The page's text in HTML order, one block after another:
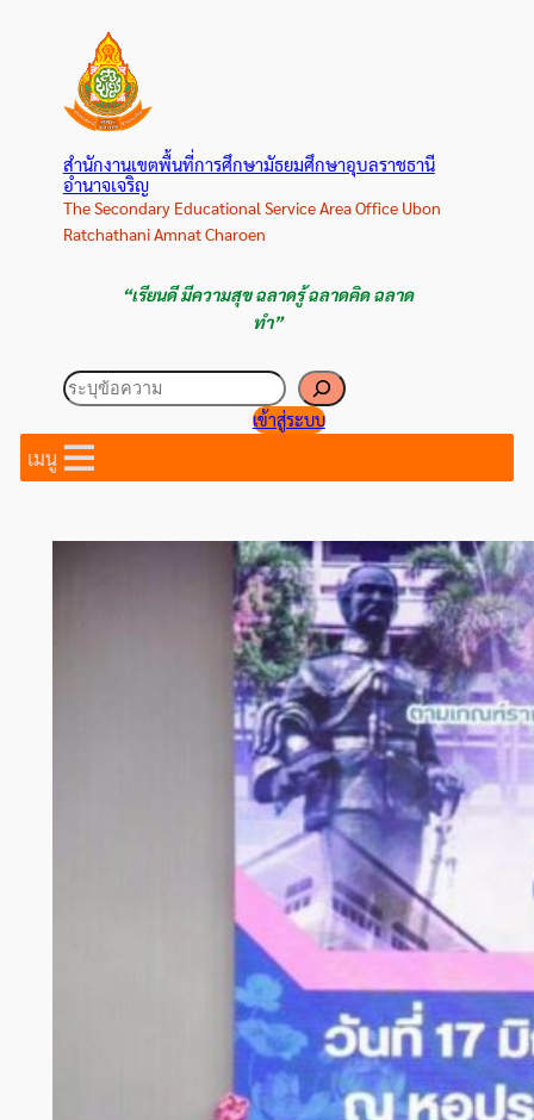
สำนักงานเขตพื้นที่การศึกษามัธยมศึกษาอุบลราชธานี
อำนาจเจริญ
The Secondary Educational Service Area Office Ubon
Ratchathani Amnat Charoen
“เรียนดี มีความสุข ฉลาดรู้ ฉลาดคิด ฉลาด
ทำ”
ค้นหา
เข้าสู่ระบบ
เมนู